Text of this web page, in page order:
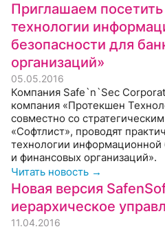
Приглашаем
технологии
безопасности для
организаций»
05.05.2016
Компания Safe`n`Sec
компания «Протекшен
совместно со
«Софтлист», проводят
технологии информационной
и финансовых организаций».
Читать новость →
Новая версия
иерархическое
11.04.2016